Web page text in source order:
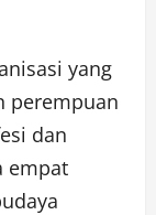
yang
perempuan
dan
empat